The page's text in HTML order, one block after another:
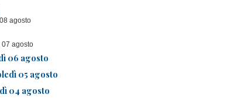
agosto
agosto
06 agosto
05 agosto
04 agosto